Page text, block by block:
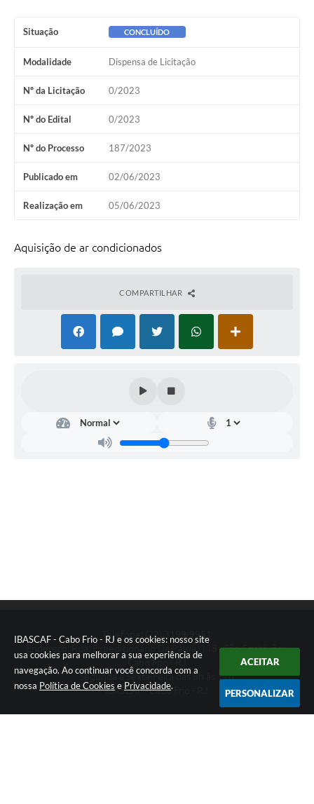
IBASCAF - Cabo Frio - RJ e os cookies: nosso site
usa cookies para melhorar a sua experiência de
navegação. Ao continuar você concorda com a
nossa Política de Cookies e Privacidade.
ACEITAR
PERSONALIZAR
Ouvidoria
Arquivos para Download
Notícias
Diretorias
Telefones Úteis
Situação CONCLUÍDO
Modalidade Dispensa de Licitação
Nº da Licitação 0/2023
Nº do Edital 0/2023
Nº do Processo 187/2023
Publicado em 02/06/2023
Realização em 05/06/2023
Aquisição de ar condicionados
COMPARTILHAR
Telefone: (22) 3199-9951
Endereço: Rua: Expedicionário Da Pátria, 118 - São Cristóvão -
Cabo Frio - RJ
Segunda a Sexta-Feira das 8h às 17h
IBASCAF - Cabo Frio - RJ